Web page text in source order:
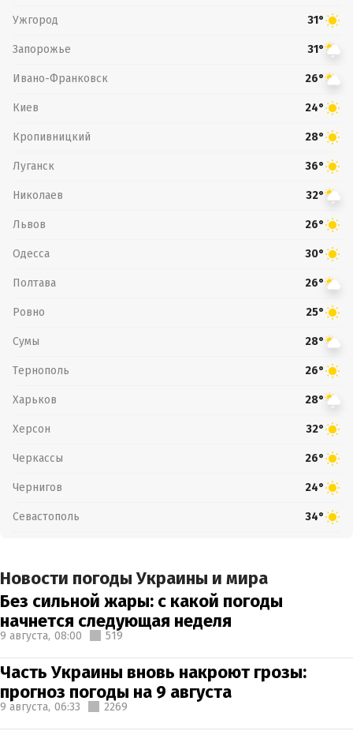
Ужгород 31°
Запорожье 31°
Ивано-Франковск 26°
Киев 24°
Кропивницкий 28°
Луганск 36°
Николаев 32°
Львов 26°
Одесса 30°
Полтава 26°
Ровно 25°
Сумы 28°
Тернополь 26°
Харьков 28°
Херсон 32°
Черкассы 26°
Чернигов 24°
Севастополь 34°
Новости погоды Украины и мира
Без сильной жары: с какой погоды
начнется следующая неделя
9 августа, 08:00 519
Часть Украины вновь накроют грозы:
прогноз погоды на 9 августа
9 августа, 06:33 2269